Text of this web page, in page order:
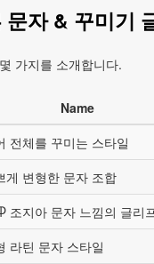
자 & 꾸미기
가지를 소개합니다.
Name
전체를 꾸미는 스타일
게 변형한 문자 조합
지아 문자 느낌의 글리
라틴 문자 스타일